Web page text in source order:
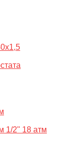
1/2" 18 атм